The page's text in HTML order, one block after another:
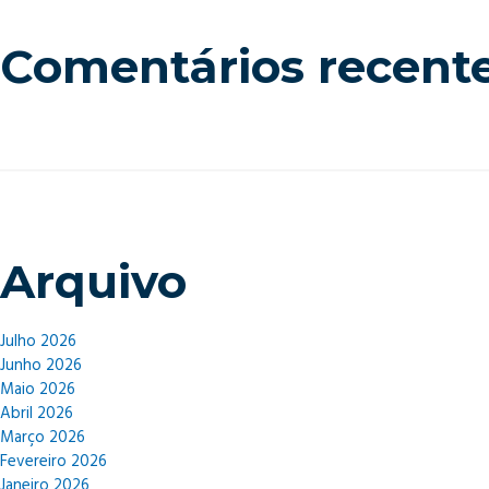
Comentários
Arquivo
Julho 2026
Junho 2026
Maio 2026
Abril 2026
Março 2026
Fevereiro 2026